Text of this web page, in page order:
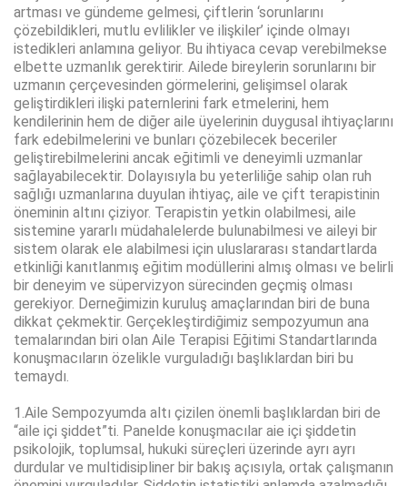
artması ve gündeme gelmesi, çiftlerin ‘sorunlarını
çözebildikleri, mutlu evlilikler ve ilişkiler’ içinde olmayı
istedikleri anlamına geliyor. Bu ihtiyaca cevap verebilmekse
elbette uzmanlık gerektirir. Ailede bireylerin sorunlarını bir
uzmanın çerçevesinden görmelerini, gelişimsel olarak
geliştirdikleri ilişki paternlerini fark etmelerini, hem
kendilerinin hem de diğer aile üyelerinin duygusal ihtiyaçlarını
fark edebilmelerini ve bunları çözebilecek beceriler
geliştirebilmelerini ancak eğitimli ve deneyimli uzmanlar
sağlayabilecektir. Dolayısıyla bu yeterliliğe sahip olan ruh
sağlığı uzmanlarına duyulan ihtiyaç, aile ve çift terapistinin
öneminin altını çiziyor. Terapistin yetkin olabilmesi, aile
sistemine yararlı müdahalelerde bulunabilmesi ve aileyi bir
sistem olarak ele alabilmesi için uluslararası standartlarda
etkinliği kanıtlanmış eğitim modüllerini almış olması ve belirli
bir deneyim ve süpervizyon sürecinden geçmiş olması
gerekiyor. Derneğimizin kuruluş amaçlarından biri de buna
dikkat çekmektir. Gerçekleştirdiğimiz sempozyumun ana
temalarından biri olan Aile Terapisi Eğitimi Standartlarında
konuşmacıların özelikle vurguladığı başlıklardan biri bu
temaydı.
1.Aile Sempozyumda altı çizilen önemli başlıklardan biri de
“aile içi şiddet”ti. Panelde konuşmacılar aie içi şiddetin
psikolojik, toplumsal, hukuki süreçleri üzerinde ayrı ayrı
durdular ve multidisipliner bir bakış açısıyla, ortak çalışmanın